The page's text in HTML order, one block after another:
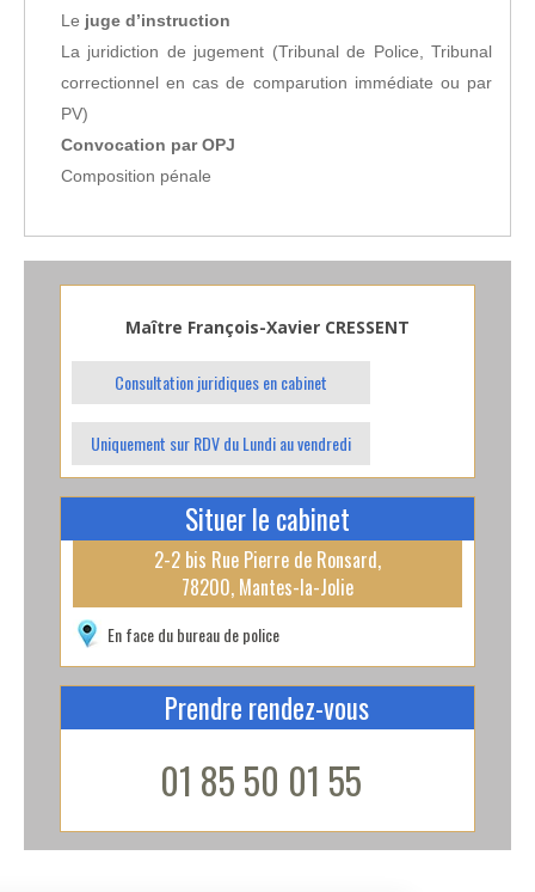
Le juge d’instruction
La juridiction de jugement (Tribunal de Police, Tribunal
correctionnel en cas de comparution immédiate ou par
PV)
Convocation par OPJ
Composition pénale
Maître François-Xavier CRESSENT
Consultation juridiques en cabinet
Uniquement sur RDV du Lundi au vendredi
Situer le cabinet
−
2-2 bis Rue Pierre de Ronsard,
78200, Mantes-la-Jolie
En face du bureau de police
Prendre rendez-vous
01 85 50 01 55